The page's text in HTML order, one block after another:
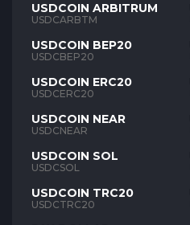
USDCOIN ARBITRUM
USDCARBTM
USDCOIN BEP20
USDCBEP20
USDCOIN ERC20
USDCERC20
USDCOIN NEAR
USDCNEAR
USDCOIN SOL
USDCSOL
USDCOIN TRC20
USDCTRC20